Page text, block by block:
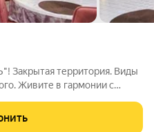
Закрытая территория. Виды
Живите в гармонии с
Ваша квартира в элитном ЖК